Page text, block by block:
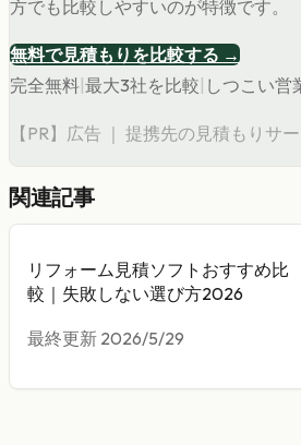
方でも比較しやすいのが特徴です。
無料で見積もりを比較する →
完全無料|最大3社を比較| しつこい営
【PR】広告 ｜ 提携先の見積もりサ
関連記事
リフォーム見積ソフトおすすめ比
較｜失敗しない選び方2026
最終更新 2026/5/29